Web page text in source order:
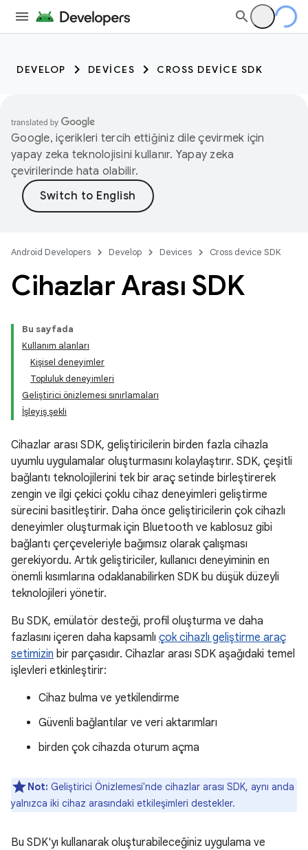
DEVELOP DEVICES CROSS DEVICE SDK
Google, içerikleri tercih ettiğiniz dile çevirmek için
yapay zeka teknolojisini kullanır. Yapay zeka
çevirilerinde hata olabilir.
Android Developers Develop Devices Cross device SDK
Cihazlar Arası SDK
Bu sayfada
Kullanım alanları
Kişisel deneyimler
Topluluk deneyimleri
Geliştirici önizlemesi sınırlamaları
İşleyiş şekli
Cihazlar arası SDK, geliştiricilerin birden fazla cihazla
uyumlu uygulamalar oluşturmasını kolaylaştırır. SDK, çeşitli
bağlantı teknolojilerini tek bir araç setinde birleştirerek
zengin ve ilgi çekici çoklu cihaz deneyimleri geliştirme
sürecini basitleştirir. Daha önce geliştiricilerin çok cihazlı
deneyimler oluşturmak için Bluetooth ve kablosuz gibi
bağlantı çerçeveleriyle bağımsız olarak çalışması
gerekiyordu. Artık geliştiriciler, kullanıcı deneyiminin en
önemli kısımlarına odaklanabilirken SDK bu düşük düzeyli
teknolojileri yönetir.
Bu SDK, emülatör desteği, profil oluşturma ve daha
fazlasını içeren daha kapsamlı çok cihazlı geliştirme araç
setimizin bir parçasıdır. Cihazlar arası SDK aşağıdaki temel
işlevleri etkinleştirir:
Cihaz bulma ve yetkilendirme
Güvenli bağlantılar ve veri aktarımları
birden çok cihazda oturum açma
Not: Geliştirici Önizlemesi'nde cihazlar arası SDK, aynı anda
yalnızca iki cihaz arasındaki etkileşimleri destekler.
Bu SDK'yı kullanarak oluşturabileceğiniz uygulama ve